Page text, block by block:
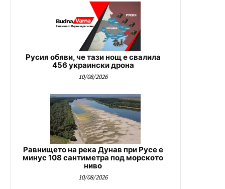
Русия обяви, че тази нощ е свалила
456 украински дрона
10/08/2026
Равнището на река Дунав при Русе е
минус 108 сантиметра под морското
ниво
10/08/2026